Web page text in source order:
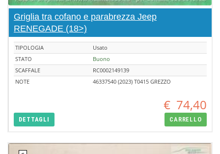
Griglia tra cofano e parabrezza Jeep
RENEGADE (18>)
TIPOLOGIA
Usato
STATO
Buono
SCAFFALE
RC0002149139
NOTE
46337540 (2023) T0415 GREZZO
€ 74,40
DETTAGLI CARRELLO